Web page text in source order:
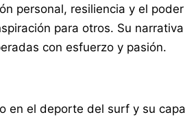
personal, resiliencia y el
para otros. Su
con esfuerzo y pasión.
en el deporte del surf y su